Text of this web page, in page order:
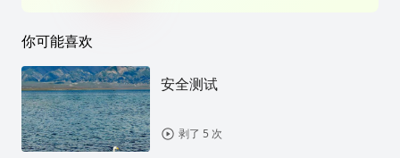
你可能喜欢
安全测试
剥了 5 次